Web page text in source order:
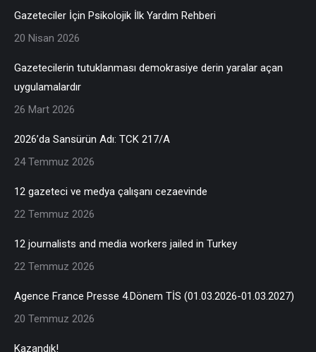
Gazeteciler İçin Psikolojik İlk Yardım Rehberi
20 Nisan 2026
Gazetecilerin tutuklanması demokrasiye derin yaralar açan
uygulamalardır
26 Mart 2026
2026’da Sansürün Adı: TCK 217/A
24 Temmuz 2026
12 gazeteci ve medya çalışanı cezaevinde
22 Temmuz 2026
12 journalists and media workers jailed in Turkey
22 Temmuz 2026
Agence France Presse 4.Dönem TİS (01.03.2026-01.03.2027)
20 Temmuz 2026
Kazandık!